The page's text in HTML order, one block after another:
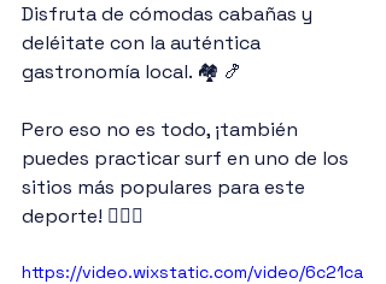
Disfruta de cómodas cabañas y
deléitate con la auténtica
gastronomía local. 🏘 🍤
Pero eso no es todo, ¡también
puedes practicar surf en uno de los
sitios más populares para este
deporte! 🏄‍♂️🌊
https://video.wixstatic.com/video/6c21ca